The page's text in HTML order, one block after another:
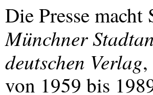
Die Presse
Münchner
deutschen Verlag
von 1959 bis